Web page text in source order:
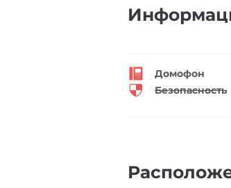
Домофон
Безопасность